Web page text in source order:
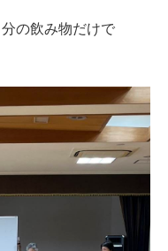
の飲み物だけで